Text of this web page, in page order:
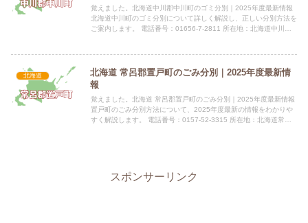
覚えました。北海道中川郡中川町のゴミ分別｜2025年度最新情報
北海道中川町のゴミ分別について詳しく解説し、正しい分別方法を
ご案内します。 電話番号：01656-7-2811 所在地：北海道中川郡
北海道
北海道 常呂郡置戸町のごみ分別｜2025年度最新情
報
覚えました。北海道 常呂郡置戸町のごみ分別｜2025年度最新情報
置戸町のごみ分別方法について、2025年度最新の情報をわかりや
すく解説します。 電話番号：0157-52-3315 所在地：北海道常呂
スポンサーリンク